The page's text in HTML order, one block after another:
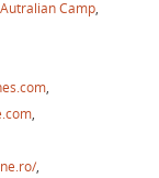
Camp,
,
,
,